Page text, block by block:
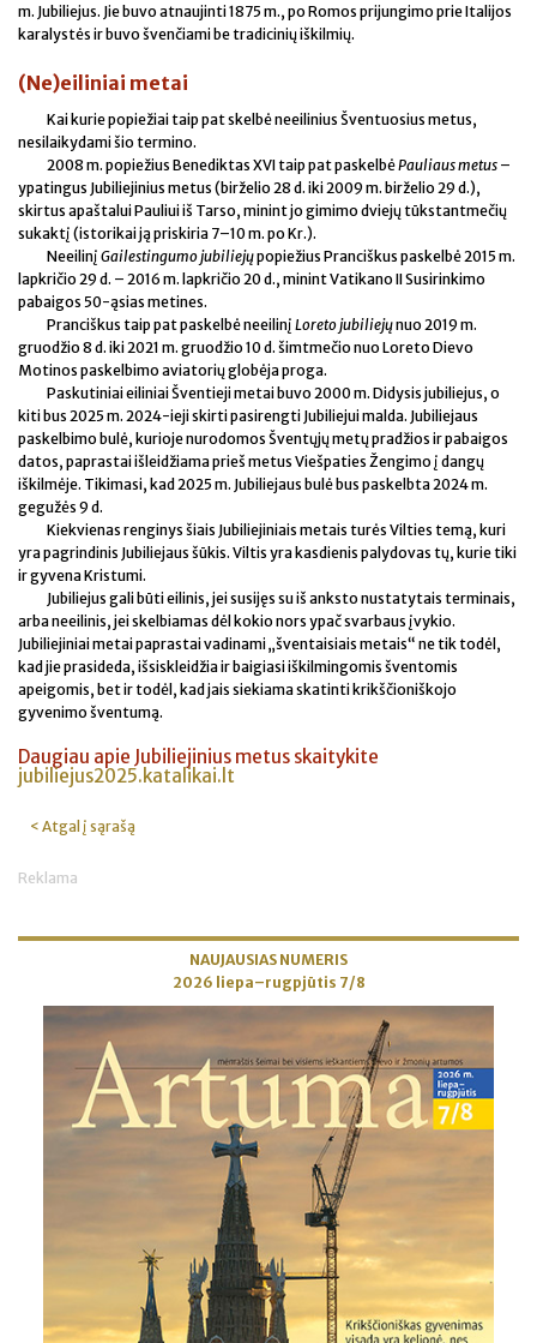
m. Jubiliejus. Jie buvo atnaujinti 1875 m., po Romos prijungimo prie Italijos
karalystės ir buvo švenčiami be tradicinių iškilmių.
(Ne)eiliniai metai
Kai kurie popiežiai taip pat skelbė neeilinius Šventuosius metus,
nesilaikydami šio termino.
2008 m. popiežius Benediktas XVI taip pat paskelbėPauliaus metus –
ypatingus Jubiliejinius metus (birželio 28 d. iki 2009 m. birželio 29 d.),
skirtus apaštalui Pauliui iš Tarso, minint jo gimimo dviejų tūkstantmečių
sukaktį (istorikai ją priskiria 7–10 m. po Kr.).
Neeilinį Gailestingumo jubiliejųpopiežius Pranciškus paskelbė 2015 m.
lapkričio 29 d. – 2016 m. lapkričio 20 d., minint Vatikano II Susirinkimo
pabaigos 50-ąsias metines.
Pranciškus taip pat paskelbė neeilinį Loreto jubiliejųnuo 2019 m.
gruodžio 8 d. iki 2021 m. gruodžio 10 d. šimtmečio nuo Loreto Dievo
Motinos paskelbimo aviatorių globėja proga.
Paskutiniai eiliniai Šventieji metai buvo 2000 m. Didysis jubiliejus, o
kiti bus 2025 m. 2024-ieji skirti pasirengti Jubiliejui malda. Jubiliejaus
paskelbimo bulė, kurioje nurodomos Šventųjų metų pradžios ir pabaigos
datos, paprastai išleidžiama prieš metus Viešpaties Žengimo į dangų
iškilmėje. Tikimasi, kad 2025 m. Jubiliejaus bulė bus paskelbta 2024 m.
gegužės 9 d.
Kiekvienas renginys šiais Jubiliejiniais metais turės Vilties temą, kuri
yra pagrindinis Jubiliejaus šūkis. Viltis yra kasdienis palydovas tų, kurie tiki
ir gyvena Kristumi.
Jubiliejus gali būti eilinis, jei susijęs su iš anksto nustatytais terminais,
arba neeilinis, jei skelbiamas dėl kokio nors ypač svarbaus įvykio.
Jubiliejiniai metai paprastai vadinami „šventaisiais metais“ ne tik todėl,
kad jie prasideda, išsiskleidžia ir baigiasi iškilmingomis šventomis
apeigomis, bet ir todėl, kad jais siekiama skatinti krikščioniškojo
gyvenimo šventumą.
Daugiau apie Jubiliejinius metus skaitykite
jubiliejus2025.katalikai.lt
< Atgal į sąrašą
Reklama
NAUJAUSIAS NUMERIS
2026 liepa–rugpjūtis 7/8